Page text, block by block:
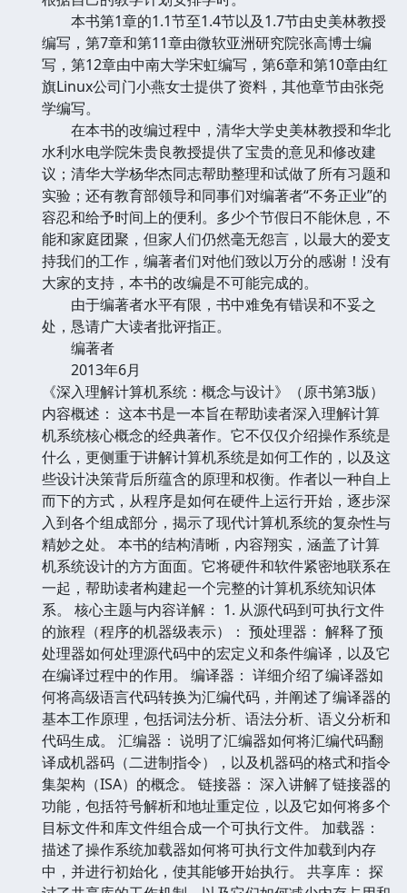
本书第1章的1.1节至1.4节以及1.7节由史美林教授
编写，第7章和第11章由微软亚洲研究院张高博士编
写，第12章由中南大学宋虹编写，第6章和第10章由红
旗Linux公司门小燕女士提供了资料，其他章节由张尧
学编写。
在本书的改编过程中，清华大学史美林教授和华北
水利水电学院朱贵良教授提供了宝贵的意见和修改建
议；清华大学杨华杰同志帮助整理和试做了所有习题和
实验；还有教育部领导和同事们对编著者“不务正业”的
容忍和给予时间上的便利。多少个节假日不能休息，不
能和家庭团聚，但家人们仍然毫无怨言，以最大的爱支
持我们的工作，编著者们对他们致以万分的感谢！没有
大家的支持，本书的改编是不可能完成的。
由于编著者水平有限，书中难免有错误和不妥之
处，恳请广大读者批评指正。
编著者
2013年6月
《深入理解计算机系统：概念与设计》（原书第3版）
内容概述： 这本书是一本旨在帮助读者深入理解计算
机系统核心概念的经典著作。它不仅仅介绍操作系统是
什么，更侧重于讲解计算机系统是如何工作的，以及这
些设计决策背后所蕴含的原理和权衡。作者以一种自上
而下的方式，从程序是如何在硬件上运行开始，逐步深
入到各个组成部分，揭示了现代计算机系统的复杂性与
精妙之处。 本书的结构清晰，内容翔实，涵盖了计算
机系统设计的方方面面。它将硬件和软件紧密地联系在
一起，帮助读者构建起一个完整的计算机系统知识体
系。 核心主题与内容详解： 1. 从源代码到可执行文件
的旅程（程序的机器级表示）： 预处理器： 解释了预
处理器如何处理源代码中的宏定义和条件编译，以及它
在编译过程中的作用。 编译器： 详细介绍了编译器如
何将高级语言代码转换为汇编代码，并阐述了编译器的
基本工作原理，包括词法分析、语法分析、语义分析和
代码生成。 汇编器： 说明了汇编器如何将汇编代码翻
译成机器码（二进制指令），以及机器码的格式和指令
集架构（ISA）的概念。 链接器： 深入讲解了链接器的
功能，包括符号解析和地址重定位，以及它如何将多个
目标文件和库文件组合成一个可执行文件。 加载器：
描述了操作系统加载器如何将可执行文件加载到内存
中，并进行初始化，使其能够开始执行。 共享库： 探